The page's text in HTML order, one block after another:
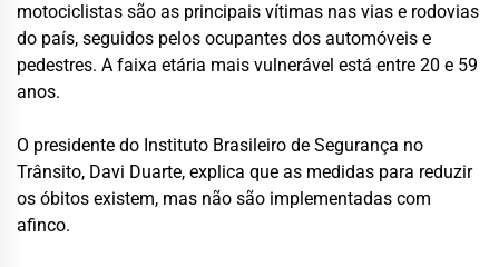
motociclistas são as principais vítimas nas vias e rodovias
do país, seguidos pelos ocupantes dos automóveis e
pedestres. A faixa etária mais vulnerável está entre 20 e 59
anos.
O presidente do Instituto Brasileiro de Segurança no
Trânsito, Davi Duarte, explica que as medidas para reduzir
os óbitos existem, mas não são implementadas com
afinco.